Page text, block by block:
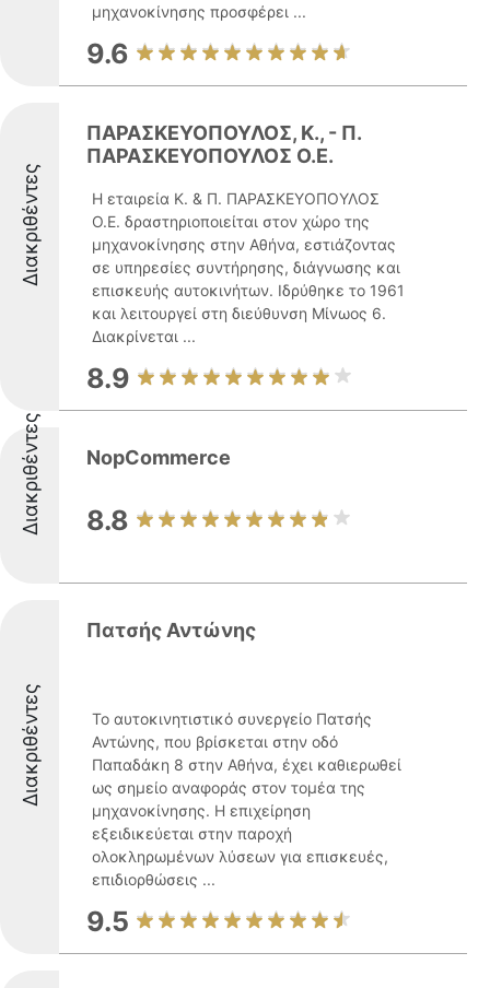
μηχανοκίνησης προσφέρει ...
9.6
Διακριθέντες
ΠΑΡΑΣΚΕΥΟΠΟΥΛΟΣ, Κ., - Π.
ΠΑΡΑΣΚΕΥΟΠΟΥΛΟΣ Ο.Ε.
Η εταιρεία Κ. & Π. ΠΑΡΑΣΚΕΥΟΠΟΥΛΟΣ
Ο.Ε. δραστηριοποιείται στον χώρο της
μηχανοκίνησης στην Αθήνα, εστιάζοντας
σε υπηρεσίες συντήρησης, διάγνωσης και
επισκευής αυτοκινήτων. Ιδρύθηκε το 1961
και λειτουργεί στη διεύθυνση Μίνωος 6.
Διακρίνεται ...
8.9
Διακριθέντες NopCommerce
8.8
Διακριθέντες
Πατσής Αντώνης
Το αυτοκινητιστικό συνεργείο Πατσής
Αντώνης, που βρίσκεται στην οδό
Παπαδάκη 8 στην Αθήνα, έχει καθιερωθεί
ως σημείο αναφοράς στον τομέα της
μηχανοκίνησης. Η επιχείρηση
εξειδικεύεται στην παροχή
ολοκληρωμένων λύσεων για επισκευές,
επιδιορθώσεις ...
9.5